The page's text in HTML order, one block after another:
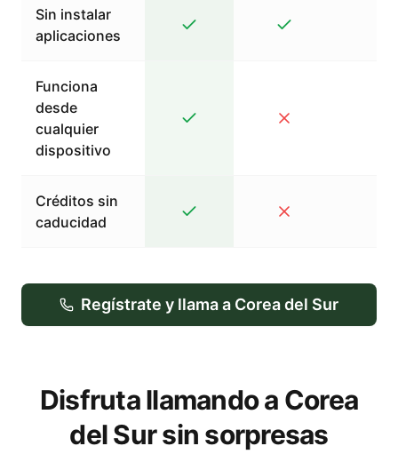
Sin instalar
aplicaciones
Funciona
desde
cualquier
dispositivo
Créditos sin
caducidad
Regístrate y llama a Corea del Sur
Disfruta llamando a Corea
del Sur sin sorpresas